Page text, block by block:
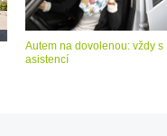
Autem na dovolenou: vždy s
asistencí